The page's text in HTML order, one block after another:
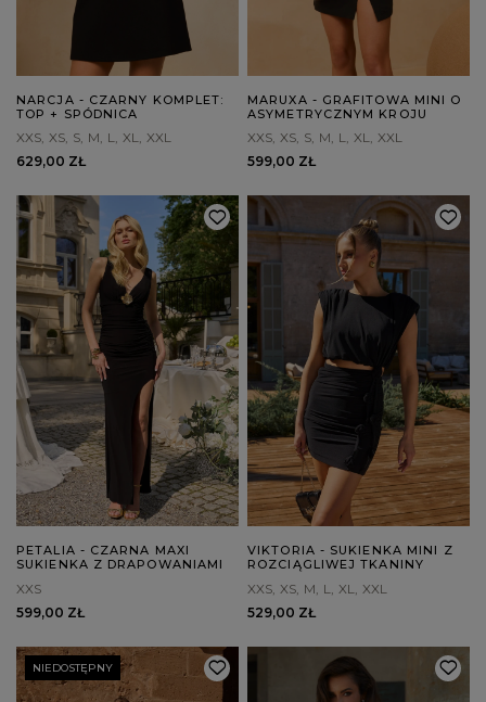
NARCJA - CZARNY KOMPLET:
TOP + SPÓDNICA
XXS XS S M L XL XXL
629,00 ZŁ
MARUXA - GRAFITOWA MINI O
ASYMETRYCZNYM KROJU
XXS XS S M L XL XXL
599,00 ZŁ
PETALIA - CZARNA MAXI
SUKIENKA Z DRAPOWANIAMI
XXS
599,00 ZŁ
VIKTORIA - SUKIENKA MINI Z
ROZCIĄGLIWEJ TKANINY
XXS XS M L XL
XXL
529,00 ZŁ
NIEDOSTĘPNY